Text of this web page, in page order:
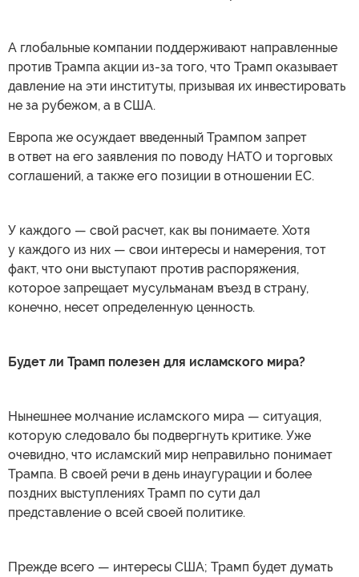
А глобальные компании поддерживают направленные
против Трампа акции из-за того, что Трамп оказывает
давление на эти институты, призывая их инвестировать
не за рубежом, а в США.
Европа же осуждает введенный Трампом запрет
в ответ на его заявления по поводу НАТО и торговых
соглашений, а также его позиции в отношении ЕС.
У каждого — свой расчет, как вы понимаете. Хотя
у каждого из них — свои интересы и намерения, тот
факт, что они выступают против распоряжения,
которое запрещает мусульманам въезд в страну,
конечно, несет определенную ценность.
Будет ли Трамп полезен для исламского мира?
Нынешнее молчание исламского мира — ситуация,
которую следовало бы подвергнуть критике. Уже
очевидно, что исламский мир неправильно понимает
Трампа. В своей речи в день инаугурации и более
поздних выступлениях Трамп по сути дал
представление о всей своей политике.
Прежде всего — интересы США; Трамп будет думать